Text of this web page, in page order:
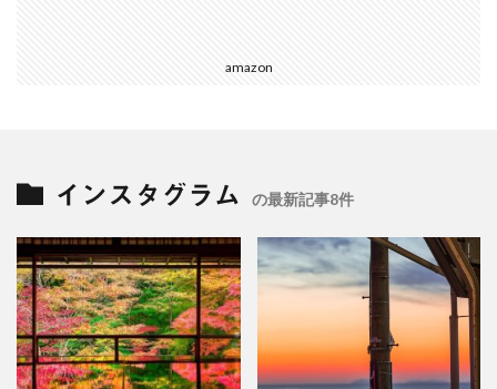
amazon
インスタグラム の最新記事8件